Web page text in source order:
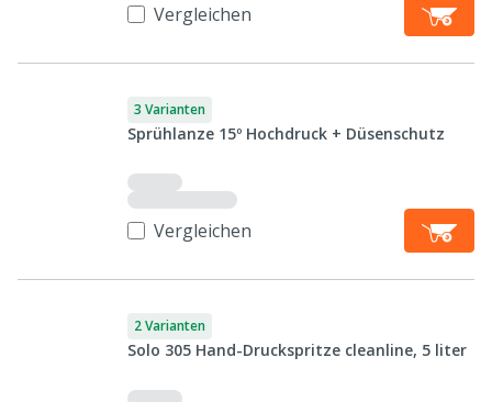
Vergleichen
3 Varianten
Sprühlanze 15º Hochdruck + Düsenschutz
Vergleichen
2 Varianten
Solo 305 Hand-Druckspritze cleanline, 5 liter